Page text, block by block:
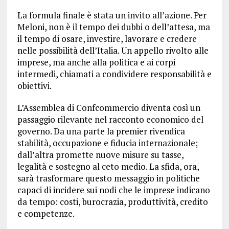
La formula finale è stata un invito all’azione. Per
Meloni, non è il tempo dei dubbi o dell’attesa, ma
il tempo di osare, investire, lavorare e credere
nelle possibilità dell’Italia. Un appello rivolto alle
imprese, ma anche alla politica e ai corpi
intermedi, chiamati a condividere responsabilità e
obiettivi.
L’Assemblea di Confcommercio diventa così un
passaggio rilevante nel racconto economico del
governo. Da una parte la premier rivendica
stabilità, occupazione e fiducia internazionale;
dall’altra promette nuove misure su tasse,
legalità e sostegno al ceto medio. La sfida, ora,
sarà trasformare questo messaggio in politiche
capaci di incidere sui nodi che le imprese indicano
da tempo: costi, burocrazia, produttività, credito
e competenze.